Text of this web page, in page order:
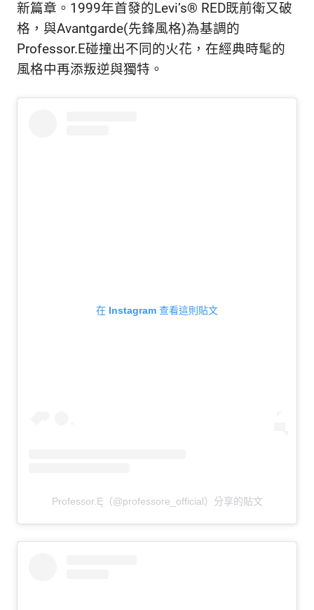
新篇章。1999年首發的Levi’s® RED既前衛又破
格，與Avantgarde(先鋒風格)為基調的
Professor.E碰撞出不同的火花，在經典時髦的
風格中再添叛逆與獨特。
在 Instagram 查看這則貼文
Professor.Ę（@professore_official）分享的貼文